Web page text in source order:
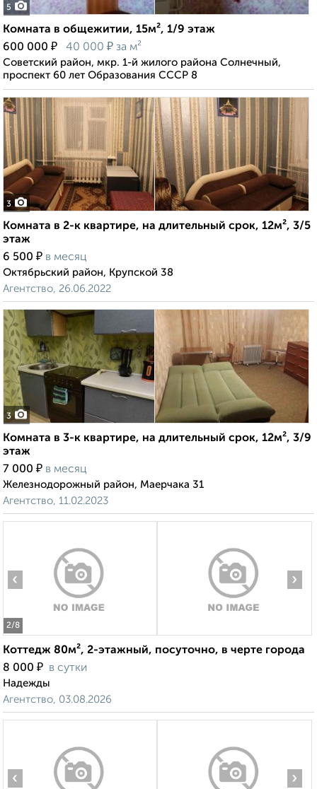
5
Комната в общежитии, 15м², 1/9 этаж
600 000 ₽ 40 000 ₽ за м²
Советский район, мкр. 1-й жилого района Солнечный,
проспект 60 лет Образования СССР 8
3
Комната в 2-к квартире, на длительный срок, 12м², 3/5
этаж
6 500 ₽ в месяц
Октябрьский район, Крупской 38
Агентство, 26.06.2022
3
Комната в 3-к квартире, на длительный срок, 12м², 3/9
этаж
7 000 ₽ в месяц
Железнодорожный район, Маерчака 31
Агентство, 11.02.2023
2/8
‹ ›
Коттедж 80м², 2-этажный, посуточно, в черте города
8 000 ₽ в сутки
Надежды
Агентство, 03.08.2026
‹ ›